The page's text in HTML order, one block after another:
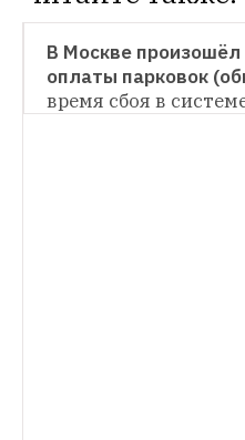
ТРАНСПОРТ
В Москве произошёл
оплаты парковок
время сбоя в